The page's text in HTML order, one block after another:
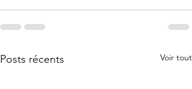
Posts récents Voir tout